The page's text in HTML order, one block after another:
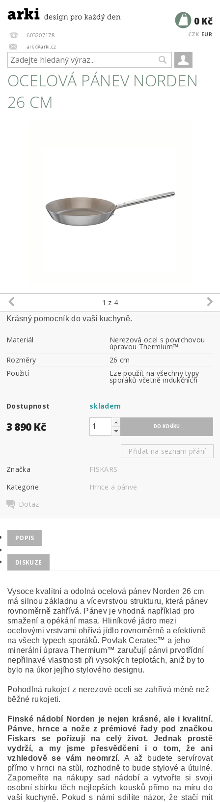
603207178
arki@arki.cz
CZK EUR
0 Kč
OCELOVÁ PÁNEV NORDEN
26 CM
1 z 4
Krásný pomocník do vaší kuchyně.
Materiál Nerezová ocel s povrchovou
úpravou Thermium™
Rozměry
26 cm
Použití
Lze použít na všechny typy
sporáků včetně indukčních
Dostupnost skladem
3 890 Kč
Přidat na seznam přání
Značka
FISKARS
Kategorie
Hrnce a pánve
Dotaz
POPIS
DISKUZE
Vysoce kvalitní a odolná ocelová pánev Norden 26 cm
má silnou základnu a vícevrstvou strukturu, která pánev
rovnoměrně zahřívá. Pánev je vhodná například pro
smažení a opékání masa. Hliníkové jádro mezi
ocelovými vrstvami ohřívá jídlo rovnoměrně a efektivně
na všech typech sporáků. Povlak Ceratec™ a jeho
minerální úprava Thermium™ zaručují pánvi prvotřídní
nepřilnavé vlastnosti při vysokých teplotách, aniž by to
bylo na úkor jejího stylového designu.
Pohodlná rukojeť z nerezové oceli se zahřívá méně než
běžné rukojeti.
Finské nádobí Norden je nejen krásné, ale i kvalitní.
Pánve, hrnce a nože z prémiové řady pod značkou
Fiskars se pořizují na celý život. Jednak prostě
vydrží, a my jsme přesvědčeni i o tom, že ani
vzhledově se vám neomrzí. A až budete servírovat
přímo v hrnci na stůl, rozhodně to bude stylové a útulné.
Zapomeňte na nákupy sad nádobí a vytvořte si svoji
osobní sbírku těch nejlepších kousků přímo na míru do
vaší kuchyně. Pokud s námi sdílíte názor, že stačí mít